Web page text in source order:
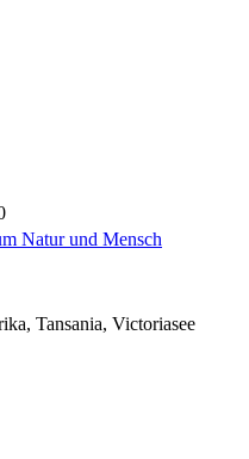
Natur und Mensch
Tansania, Victoriasee